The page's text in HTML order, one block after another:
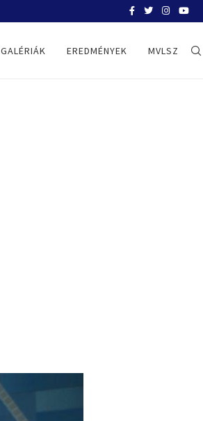
GALÉRIÁK EREDMÉNYEK MVLSZ